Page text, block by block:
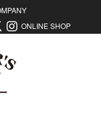
ONLINE SHOP